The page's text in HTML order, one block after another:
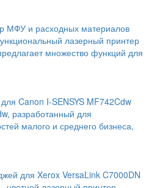
МФУ и расходных материалов
лазерный принтер
множество функций для
Canon I-SENSYS MF742Cdw
разработанный для
малого и среднего бизнеса,
для Xerox VersaLink C7000DN